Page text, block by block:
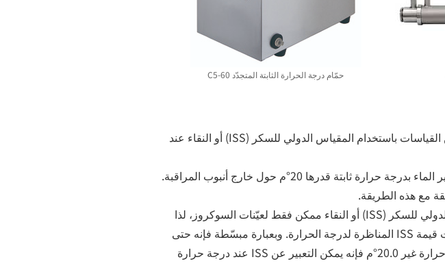
حمّام درجة الحرارة الثابتة المتجدّد 60-C5
في صناعة تكرير السكر، يُعبّر عن القياسات باستخدام المقياس الدولي للسكر (ISS) أو النقاء عند
وكثيرًا ما تؤخذ القياسات أثناء تدوير الماء بدرجة حرارة ثابتة قدرها 20°م حول خارج أنبوب المراقبة.
لكن القياس باستخدام المقياس الدولي للسكر (ISS) أو النقاء ممكن فقط لعيّنات السوكروز، لذا
يمكن تعديل القيم بناءً على تغيّرات قيمة ISS المناظرة لدرجة الحرارة. وبعبارة مبسّطة فإنه حتى
ولو تم إجراء القياسات في درجة حرارة غير 20.0°م فإنه يمكن التعبير عن ISS عند درجة حرارة